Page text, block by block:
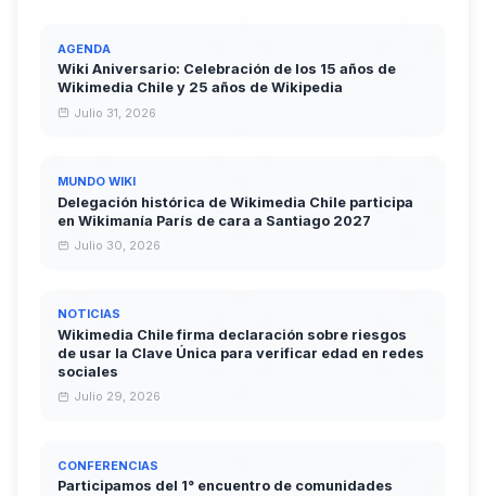
AGENDA
Wiki Aniversario: Celebración de los 15 años de
Wikimedia Chile y 25 años de Wikipedia
Julio 31, 2026
MUNDO WIKI
Delegación histórica de Wikimedia Chile participa
en Wikimanía París de cara a Santiago 2027
Julio 30, 2026
NOTICIAS
Wikimedia Chile firma declaración sobre riesgos
de usar la Clave Única para verificar edad en redes
sociales
Julio 29, 2026
CONFERENCIAS
Participamos del 1° encuentro de comunidades